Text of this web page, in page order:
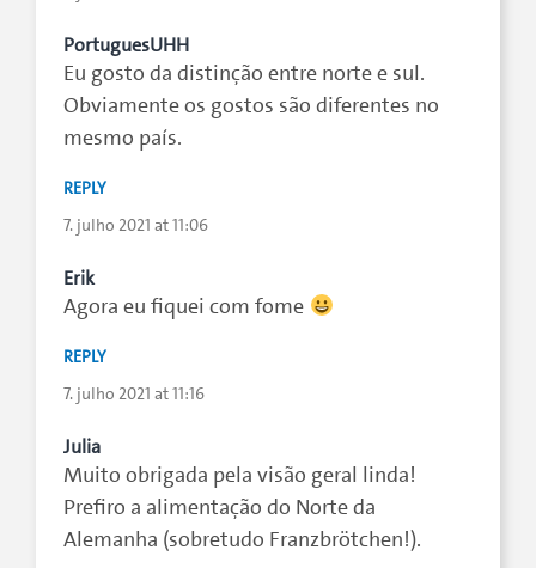
PortuguesUHH
7. julho 2021 at 11:06
Eu gosto da distinção entre norte e sul.
Obviamente os gostos são diferentes no
mesmo país.
REPLY
Erik
7. julho 2021 at 11:16
Agora eu fiquei com fome
REPLY
Julia
Muito obrigada pela visão geral linda!
Prefiro a alimentação do Norte da
Alemanha (sobretudo Franzbrötchen!).